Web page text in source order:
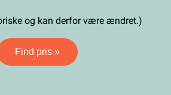
og kan derfor være ændret.)
Find pris »